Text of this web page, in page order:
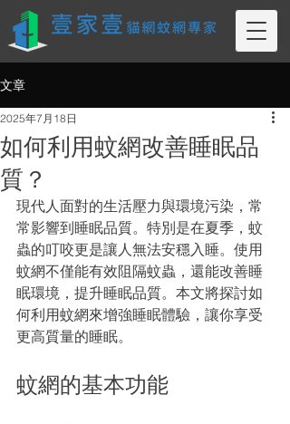
文章
如何利用蚊網改善睡眠品
質？
2025年7月18日
現代人面對的生活壓力與環境污染，常
常影響到睡眠品質。特別是在夏季，蚊
蟲的叮咬更是讓人無法安穩入睡。使用
蚊網不僅能有效阻隔蚊蟲，還能改善睡
眠環境，提升睡眠品質。本文將探討如
何利用蚊網來增強睡眠體驗，讓你享受
更高質量的睡眠。
蚊網的基本功能